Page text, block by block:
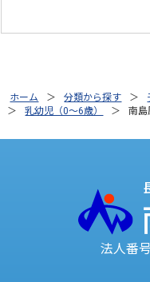
ホーム 分類から探す
乳幼児（0～6歳）
南島
法人番